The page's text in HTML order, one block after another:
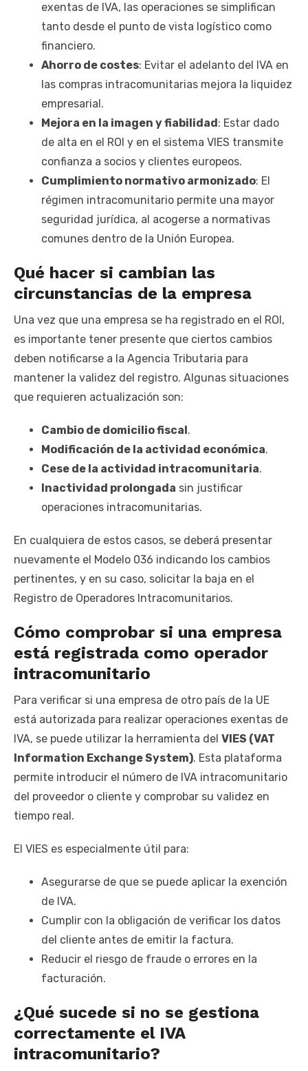
exentas de IVA, las operaciones se simplifican
tanto desde el punto de vista logístico como
financiero.
Ahorro de costes: Evitar el adelanto del IVA en
las compras intracomunitarias mejora la liquidez
empresarial.
Mejora en la imagen y fiabilidad : Estar dado
de alta en el ROI y en el sistema VIES transmite
confianza a socios y clientes europeos.
Cumplimiento normativo armonizado: El
régimen intracomunitario permite una mayor
seguridad jurídica, al acogerse a normativas
comunes dentro de la Unión Europea.
Qué hacer si cambian las
circunstancias de la empresa
Una vez que una empresa se ha registrado en el ROI,
es importante tener presente que ciertos cambios
deben notificarse a la Agencia Tributaria para
mantener la validez del registro. Algunas situaciones
que requieren actualización son:
Cambio de domicilio fiscal .
Modificación de la actividad económica.
Cese de la actividad intracomunitaria.
Inactividad prolongada sin justificar
operaciones intracomunitarias.
En cualquiera de estos casos, se deberá presentar
nuevamente el Modelo 036 indicando los cambios
pertinentes, y en su caso, solicitar la baja en el
Registro de Operadores Intracomunitarios.
Cómo comprobar si una empresa
está registrada como operador
intracomunitario
Para verificar si una empresa de otro país de la UE
está autorizada para realizar operaciones exentas de
IVA, se puede utilizar la herramienta del VIES (VAT
Information Exchange System). Esta plataforma
permite introducir el número de IVA intracomunitario
del proveedor o cliente y comprobar su validez en
tiempo real.
El VIES es especialmente útil para:
Asegurarse de que se puede aplicar la exención
de IVA.
Cumplir con la obligación de verificar los datos
del cliente antes de emitir la factura.
Reducir el riesgo de fraude o errores en la
facturación.
¿Qué sucede si no se gestiona
correctamente el IVA
intracomunitario?